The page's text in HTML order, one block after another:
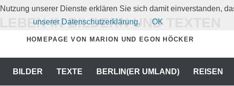
LEBEN IN BILDERN UND TEXTEN
HOMEPAGE VON MARION UND EGON HÖCKER
BILDER TEXTE BERLIN(ER UMLAND) REISEN
unserer Dienste erklären Sie sich damit einverstanden,
unserer Datenschutzerklärung.
OK